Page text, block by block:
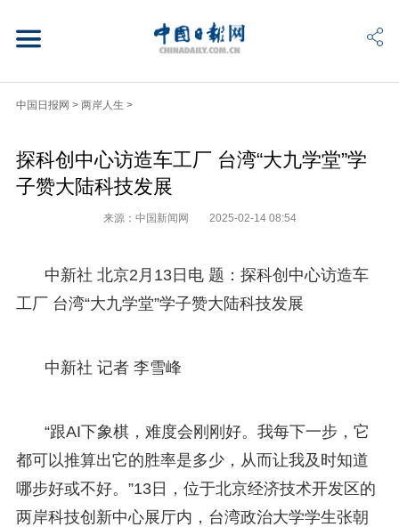
中国日报网 > 两岸人生 >
探科创中心访造车工厂 台湾“大九学堂”学
子赞大陆科技发展
来源：中国新闻网 2025-02-14 08:54
中新社 北京2月13日电 题：探科创中心访造车
工厂 台湾“大九学堂”学子赞大陆科技发展
中新社 记者 李雪峰
“跟AI下象棋，难度会刚刚好。我每下一步，它
都可以推算出它的胜率是多少，从而让我及时知道
哪步好或不好。”13日，位于北京经济技术开发区的
两岸科技创新中心展厅内，台湾政治大学学生张朝